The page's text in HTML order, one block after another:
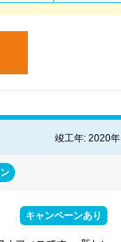
竣工年: 2020年
キャンペーンあり